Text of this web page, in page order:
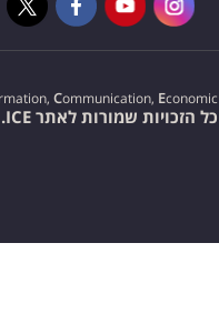
Communication, Economic
כל הזכויות שמורות לאתר ICE. ©